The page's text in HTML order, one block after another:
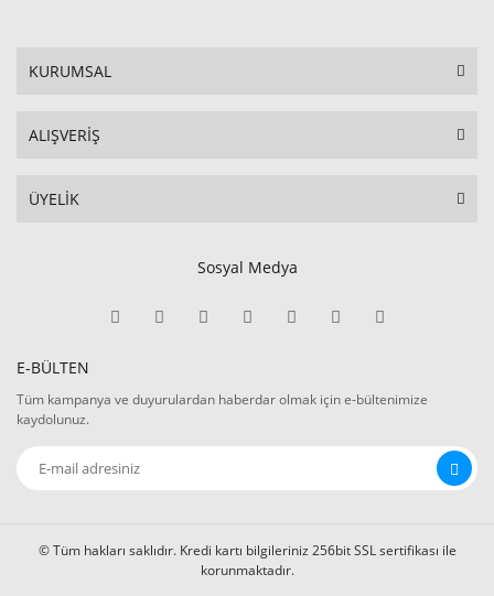
KURUMSAL
ALIŞVERİŞ
ÜYELİK
Sosyal Medya
E-BÜLTEN
Tüm kampanya ve duyurulardan haberdar olmak için e-bültenimize
kaydolunuz.
© Tüm hakları saklıdır. Kredi kartı bilgileriniz 256bit SSL sertifikası ile
korunmaktadır.